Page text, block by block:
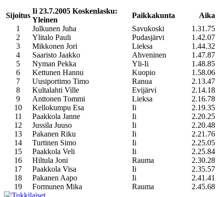
Sijoitus
Ii 23.7.2005 Koskenlasku:
Yleinen
Paikkakunta
Aika
1
Julkunen Juha Savukoski
1.31.75
2
Ylitalo Pauli Pudasjärvi
1.42.07
3
Mikkonen Jori Lieksa
1.44.32
4
Saaristo Jaakko Ahveninen
1.47.87
5
Nyman Pekka Yli-Ii
1.48.85
6
Kettunen Hannu Kuopio
1.58.06
7
Uusiportimo Timo Ranua
2.13.47
8
Kultalahti Ville Evijärvi
2.14.18
9
Anttonen Tommi Lieksa
2.16.78
10
Kellokumpu Esa Ii
2.19.35
11
Paakkola Janne Ii
2.20.25
12
Jussila Juuso Ii
2.20.48
13
Pakanen Riku Ii
2.21.76
14
Turtinen Simo Ii
2.25.05
15
Paakkola Veli Ii
2.25.84
16
Hiltula Joni Rauma
2.30.28
17
Paakkola Visa Ii
2.35.57
18
Pakanen Aapo Ii
2.41.41
19
Formunen Mika Rauma 2.45.68